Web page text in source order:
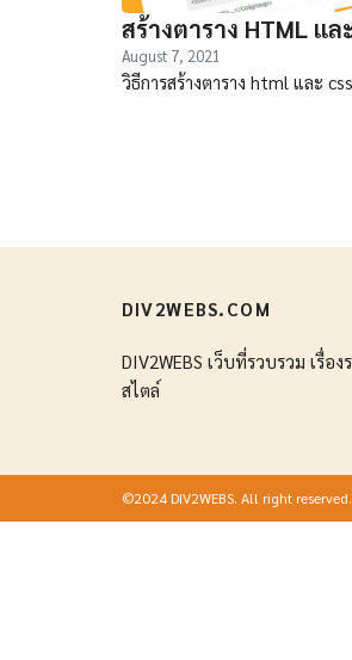
สร้างตาราง HTML แล
August 7, 2021
วิธีการสร้างตาราง html และ
DIV2WEBS.COM
DIV2WEBS เว็บที่รวบรวม เรื่อ
สไตล์
©2024 DIV2WEBS. All right reserved.